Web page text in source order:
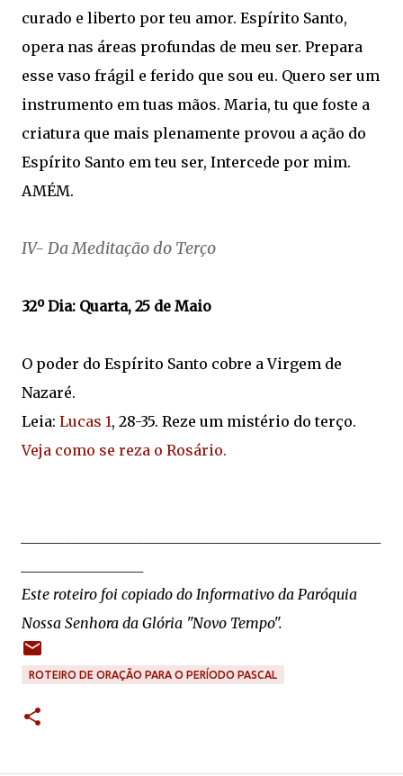
curado e liberto por teu amor. Espírito Santo,
opera nas áreas profundas de meu ser. Prepara
esse vaso frágil e ferido que sou eu. Quero ser um
instrumento em tuas mãos. Maria, tu que foste a
criatura que mais plenamente provou a ação do
Espírito Santo em teu ser, Intercede por mim.
AMÉM.
IV- Da Meditação do Terço
32º Dia: Quarta, 25 de Maio
O poder do Espírito Santo cobre a Virgem de
Nazaré.
Leia: Lucas 1, 28-35. Reze um mistério do terço.
Veja como se reza o Rosário.
Este roteiro foi copiado do Informativo da Paróquia
Nossa Senhora da Glória "Novo Tempo".
ROTEIRO DE ORAÇÃO PARA O PERÍODO PASCAL